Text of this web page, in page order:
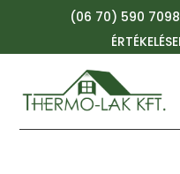
(06 70) 590 7098